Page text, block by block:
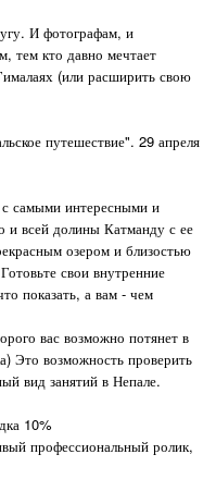
И фотографам, и
тем кто давно мечтает
(или расширить свою
путешествие". 29 апреля
самыми интересными и
и всей долины Катманду с ее
озером и близостью
свои внутренние
показать, а вам - чем
вас возможно потянет в
Это возможность проверить
вид занятий в Непале.
10%
профессиональный ролик,